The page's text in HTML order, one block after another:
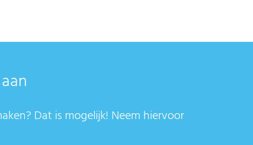
Dat is mogelijk! Neem hiervoor